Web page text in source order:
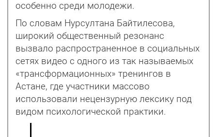
особенно среди молодежи.
По словам Нурсултана Байтилесова,
широкий общественный резонанс
вызвало распространенное в социальных
сетях видео с одного из так называемых
«трансформационных» тренингов в
Астане, где участники массово
использовали нецензурную лексику под
видом психологической практики.